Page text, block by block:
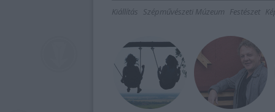
Kiállítás Szépművészeti Múzeum Festészet